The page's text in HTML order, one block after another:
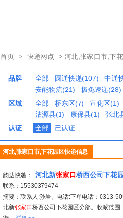
首页 > 快递网点 > 河北,张家口市,下
品牌 全部 圆通快递(107) 中通
安能物流(21)
极兔速递(28)
区域
全部 桥东区(7) 宣化区(1)
沽源县(1)
康保县(1) 张北
认证
全部 已认证
河北,张家口市,下花园区快递信息
韵达快递： 河北新张家口桥西公司下花
联系：15530379474
摘要：联系人:孙岩。电话:下单电话：0313-
北新张家口桥西公司下花园区分部。收派范围